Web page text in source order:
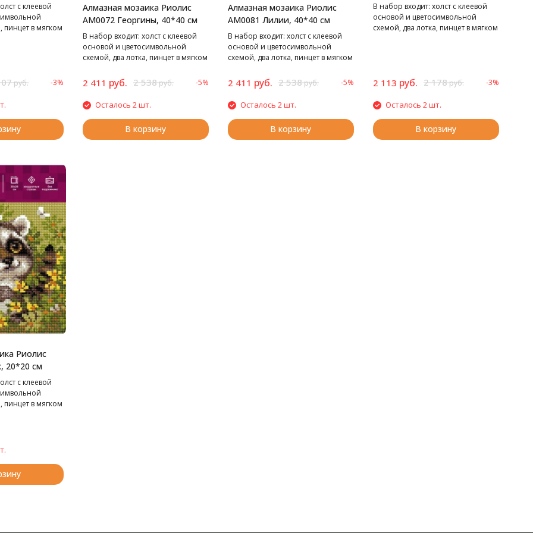
с клеевой
пинцет в мягком
руб. -3%
Алмазная мозаика Риолис
АМ0072 Георгины, 40*40 см
В набор входит: холст с клеевой
основой и цветосимвольной
схемой, два лотка, пинцет в мягком
маркированные пакетики со
стразами. Cтразы квадратные: 21
цвет
2 411 руб. 2 538руб. -5%
Осталось 2 шт.
В корзину
Алмазная мозаика Риолис
АМ0081 Лилии, 40*40 см
В набор входит: холст с клеевой
основой и цветосимвольной
схемой, два лотка, пинцет в мягком
маркированные пакетики со
стразами. Cтразы квадратные: 24
цветов
2 411 руб. 2 538руб. -5%
Осталось 2 шт.
В корзину
40*30 см
В набор входит: холст с клеевой
основой и цветосимвольной
схемой, два лотка, пинцет в мягком
2 113 руб. 2 178руб. -3%
Осталось 2 шт.
В корзину
Риолис
20*20 см
с клеевой
пинцет в мягком
со
13